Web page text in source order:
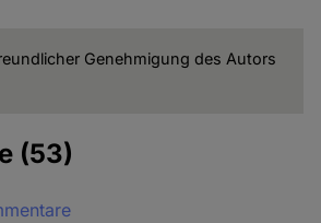
Genehmigung des Autors
(53)